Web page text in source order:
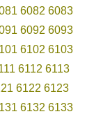
6082 6083
6092 6093
6102 6103
6112 6113
6122 6123
6132 6133